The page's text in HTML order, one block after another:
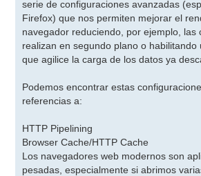
serie de configuraciones avanzadas
Firefox) que nos permiten mejorar el
navegador reduciendo, por ejemplo, las
realizan en segundo plano o habilitando
que agilice la carga de los datos ya
Podemos encontrar estas
referencias a:
HTTP Pipelining
Browser Cache/HTTP Cache
Los navegadores web modernos son
pesadas, especialmente si abrimos